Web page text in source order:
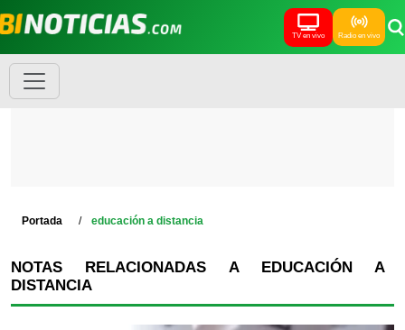
TV en vivo Radio en vivo
Portada educación a distancia
NOTAS RELACIONADAS A EDUCACIÓN A
DISTANCIA